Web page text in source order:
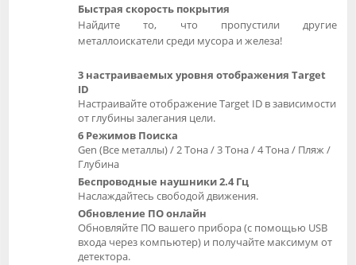
Быстрая скорость покрытия
Найдите то, что пропустили другие
металлоискатели среди мусора и железа!
3 настраиваемых уровня отображения Target
ID
Настраивайте отображение Target ID в зависимости
от глубины залегания цели.
6 Режимов Поиска
Gen (Все металлы) / 2 Тона / 3 Тона / 4 Тона / Пляж /
Глубина
Беспроводные наушники 2.4 Гц
Наслаждайтесь свободой движения.
Обновление ПО онлайн
Обновляйте ПО вашего прибора (с помощью USB
входа через компьютер) и получайте максимум от
детектора.